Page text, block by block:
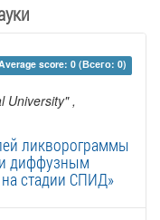
score: 0 (Всего: 0)
University" ,
ликворограммы
диффузным
стадии СПИД»